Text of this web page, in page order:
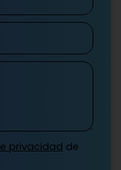
privacidad de